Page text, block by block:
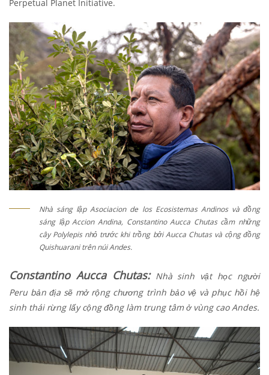
Perpetual Planet Initiative.
Nhà sáng lập Asociacion de los Ecosistemas Andinos và đồng
sáng lập Accion Andina, Constantino Aucca Chutas cầm những
cây Polylepis nhỏ trước khi trồng bởi Aucca Chutas và cộng đồng
Quishuarani trên núi Andes.
Constantino Aucca Chutas:Nhà sinh vật học người
Peru bản địa sẽ mở rộng chương trình bảo vệ và phục hồi hệ
sinh thái rừng lấy cộng đồng làm trung tâm ở vùng cao Andes.